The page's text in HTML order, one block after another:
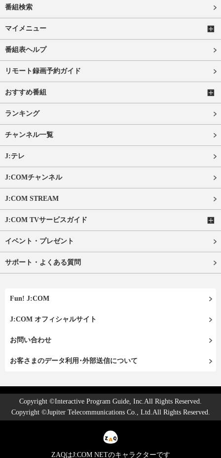
番組検索
マイメニュー
番組表ヘルプ
リモート録画予約ガイド
おすすめ番組
ランキング
チャンネル一覧
J:テレ
J:COMチャンネル
J:COM STREAM
J:COM TVサービスガイド
イベント・プレゼント
サポート・よくある質問
Fun! J:COM
J:COM オフィシャルサイト
お問い合わせ
お客さまのデータ利用･外部送信について
Copyright ©Interactive Program Guide, Inc.All Rights Reserved.
Copyright ©Jupiter Telecommunications Co., Ltd.All Rights Reserved.
ZAQはJ:COM NETのキャラクターです